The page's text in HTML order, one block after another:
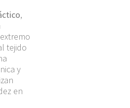
,
tejido
y
en